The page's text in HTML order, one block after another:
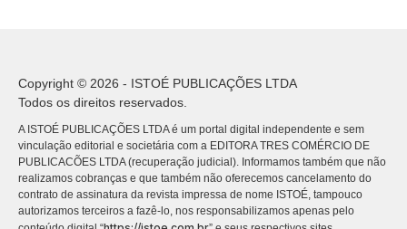
Copyright © 2026 - ISTOÉ PUBLICAÇÕES LTDA
Todos os direitos reservados.
A ISTOÉ PUBLICAÇÕES LTDA é um portal digital independente e sem
vinculação editorial e societária com a EDITORA TRES COMÉRCIO DE
PUBLICACÕES LTDA (recuperação judicial). Informamos também que não
realizamos cobranças e que também não oferecemos cancelamento do
contrato de assinatura da revista impressa de nome ISTOÉ, tampouco
autorizamos terceiros a fazê-lo, nos responsabilizamos apenas pelo